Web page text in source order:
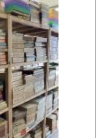
長崎県
大分県
児島県